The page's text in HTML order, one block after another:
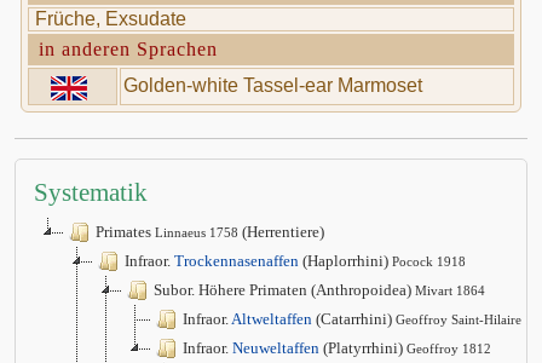
Früche, Exsudate
in anderen Sprachen
Golden-white Tassel-ear Marmoset
Systematik
Primates Linnaeus 1758 (Herrentiere)
Infraor. Trockennasenaffen (Haplorrhini) Pocock 1918
Subor. Höhere Primaten (Anthropoidea) Mivart 1864
Infraor.Altweltaffen (Catarrhini) Geoffroy Saint-Hilaire
Infraor. Neuweltaffen (Platyrrhini) Geoffroy 1812